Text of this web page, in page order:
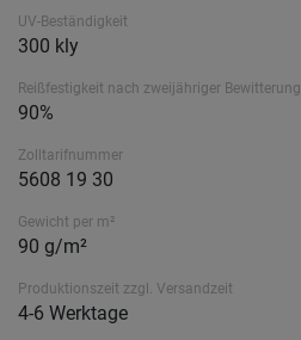
UV-Beständigkeit
300 kly
Reißfestigkeit nach zweijähriger Bewitterung
90%
Zolltarifnummer
5608 19 30
Gewicht per m²
90 g/m²
Produktionszeit zzgl. Versandzeit
4-6 Werktage